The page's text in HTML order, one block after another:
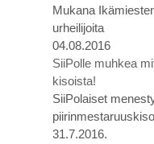
Mukana
urheilijoita
04.08.2016
SiiPolle muhkea
kisoista!
SiiPolaiset
31.7.2016.